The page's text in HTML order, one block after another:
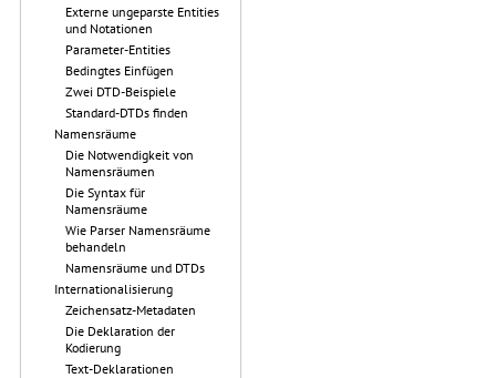
Externe ungeparste Entities
und Notationen
Parameter-Entities
Bedingtes Einfügen
Zwei DTD-Beispiele
Standard-DTDs finden
Namensräume
Die Notwendigkeit von
Namensräumen
Die Syntax für
Namensräume
Wie Parser Namensräume
behandeln
Namensräume und DTDs
Internationalisierung
Zeichensatz-Metadaten
Die Deklaration der
Kodierung
Text-Deklarationen